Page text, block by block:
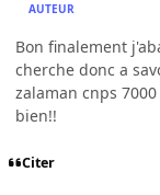
AUTEUR
Bon finalement
cherche donc a
zalaman cnps
bien!!
Citer